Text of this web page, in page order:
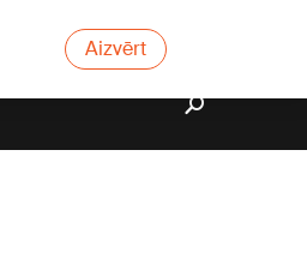
Aizvērt